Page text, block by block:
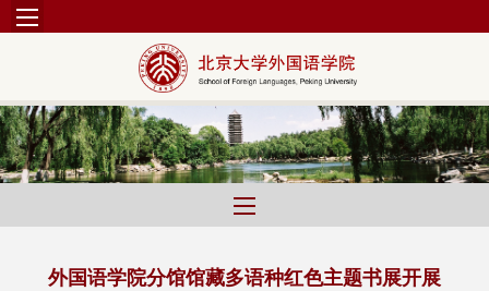
外国语学院分馆馆藏多语种红色主题书展开展